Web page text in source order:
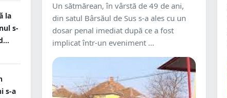
la
s-
s-a
Un sătmărean, în vârstă de 49 de ani,
din satul Bârsăul de Sus s-a ales cu un
dosar penal imediat după ce a fost
implicat într-un eveniment ...